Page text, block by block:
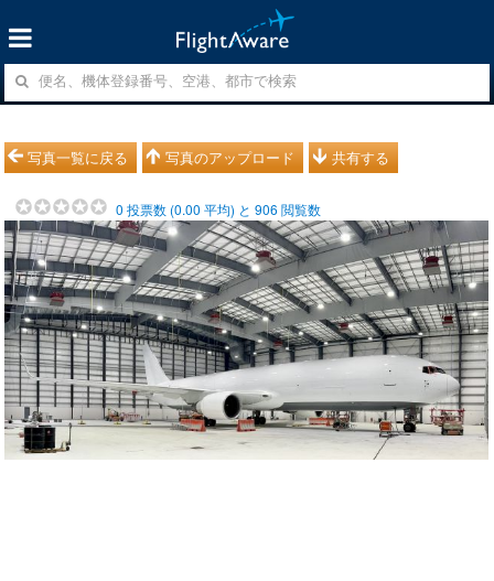
写真一覧に戻る 写真のアップロード 共有する
0 投票数 (0.00 平均) と906 閲覧数